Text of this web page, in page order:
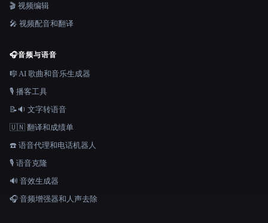
🎬 视频编辑
🎤 视频配音和翻译
🎧音频与语音
🎼 AI 歌曲和音乐生成器
🎙️ 播客工具
📝🔉 文字转语音
🇺🇳 翻译和成绩单
☎️ 语音代理和电话机器人
🎙️ 语音克隆
🔊 音效生成器
🎧 音频增强器和人声去除